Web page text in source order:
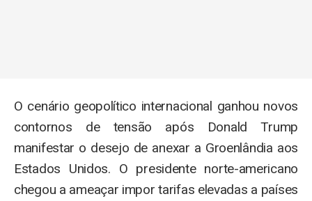
O cenário geopolítico internacional ganhou novos
contornos de tensão após Donald Trump
manifestar o desejo de anexar a Groenlândia aos
Estados Unidos. O presidente norte-americano
chegou a ameaçar impor tarifas elevadas a países